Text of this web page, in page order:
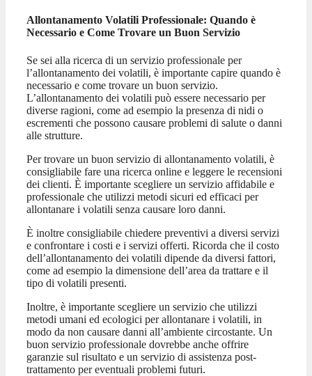
Allontanamento Volatili Professionale: Quando è
Necessario e Come Trovare un Buon Servizio
Se sei alla ricerca di un servizio professionale per
l’allontanamento dei volatili, è importante capire quando è
necessario e come trovare un buon servizio.
L’allontanamento dei volatili può essere necessario per
diverse ragioni, come ad esempio la presenza di nidi o
escrementi che possono causare problemi di salute o danni
alle strutture.
Per trovare un buon servizio di allontanamento volatili, è
consigliabile fare una ricerca online e leggere le recensioni
dei clienti. È importante scegliere un servizio affidabile e
professionale che utilizzi metodi sicuri ed efficaci per
allontanare i volatili senza causare loro danni.
È inoltre consigliabile chiedere preventivi a diversi servizi
e confrontare i costi e i servizi offerti. Ricorda che il costo
dell’allontanamento dei volatili dipende da diversi fattori,
come ad esempio la dimensione dell’area da trattare e il
tipo di volatili presenti.
Inoltre, è importante scegliere un servizio che utilizzi
metodi umani ed ecologici per allontanare i volatili, in
modo da non causare danni all’ambiente circostante. Un
buon servizio professionale dovrebbe anche offrire
garanzie sul risultato e un servizio di assistenza post-
trattamento per eventuali problemi futuri.